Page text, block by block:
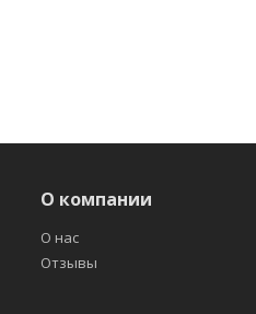
О компании
О нас
Отзывы